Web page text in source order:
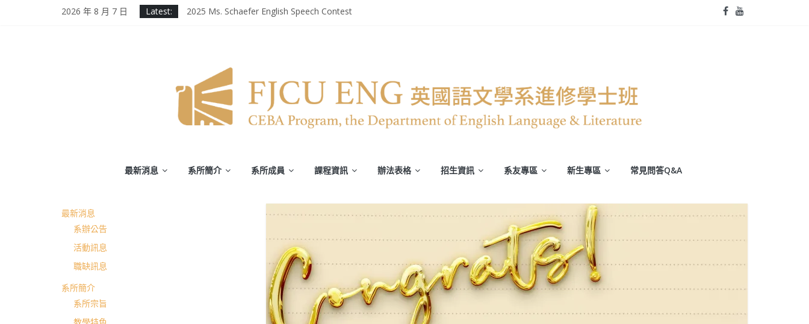
2026 年 8 月 7 日 Latest:
2025 Ms. Schaefer English Speech Contest
大
學
英
最新消息 系所簡介 系所成員 課程資訊 辦法表格 招生資訊 系友專區 新生專區 常見問答Q&A
最新消息
系辦公告
活動訊息
職缺訊息
系所簡介
系所宗旨